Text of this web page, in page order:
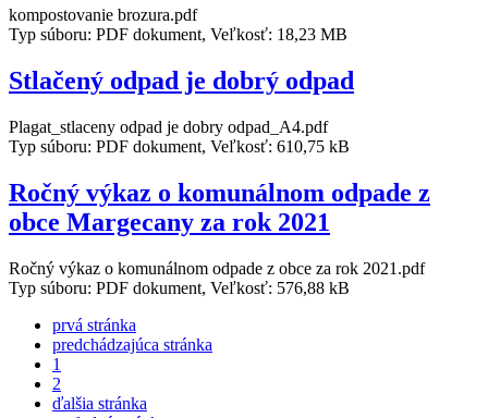
kompostovanie brozura.pdf
Typ súboru: PDF dokument, Veľkosť: 18,23 MB
Stlačený odpad je dobrý odpad
Plagat_stlaceny odpad je dobry odpad_A4.pdf
Typ súboru: PDF dokument, Veľkosť: 610,75 kB
Ročný výkaz o komunálnom odpade z
obce Margecany za rok 2021
Ročný výkaz o komunálnom odpade z obce za rok 2021.pdf
Typ súboru: PDF dokument, Veľkosť: 576,88 kB
prvá stránka
predchádzajúca stránka
1
2
ďalšia stránka